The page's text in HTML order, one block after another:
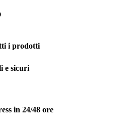
i prodotti
e sicuri
in 24/48 ore